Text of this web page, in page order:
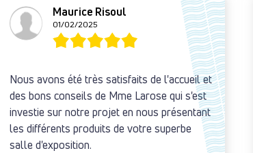
Maurice Risoul
01/02/2025
Nous avons été très satisfaits de l'accueil et
des bons conseils de Mme Larose qui s'est
investie sur notre projet en nous présentant
les différents produits de votre superbe
salle d'exposition.